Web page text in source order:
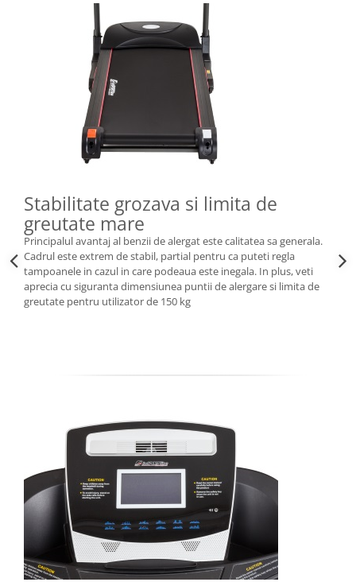
Stabilitate grozava si limita de
greutate mare
Principalul avantaj al benzii de alergat este calitatea sa generala.
Cadrul este extrem de stabil, partial pentru ca puteti regla
tampoanele in cazul in care podeaua este inegala. In plus, veti
aprecia cu siguranta dimensiunea puntii de alergare si limita de
greutate pentru utilizator de 150 kg